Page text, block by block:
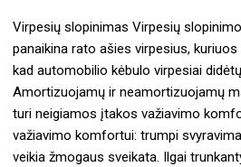
Virpesių slopinimas Virpesių
panaikina rato ašies virpesius, kuriuos
kad automobilio kėbulo virpesiai
Amortizuojamų ir neamortizuojamų
turi neigiamos įtakos važiavimo
važiavimo komfortui: trumpi
veikia žmogaus sveikata. Ilgai